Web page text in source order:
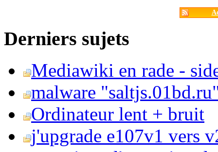
Derniers sujets
Mediawiki en rade -
malware
Ordinateur lent + bruit
j'upgrade e107v1 vers